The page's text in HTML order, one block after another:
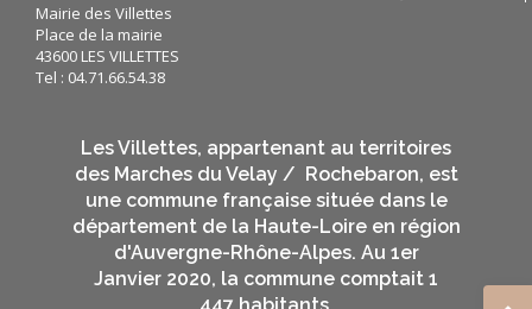
Mairie des Villettes
Place de la mairie
43600 LES VILLETTES
Tel : 04.71.66.54.38
Les Villettes, appartenant au territoires
des Marches du Velay / Rochebaron, est
une commune française située dans le
département de la Haute-Loire en région
d'Auvergne-Rhône-Alpes. Au 1er
Janvier 2020, la commune comptait 1